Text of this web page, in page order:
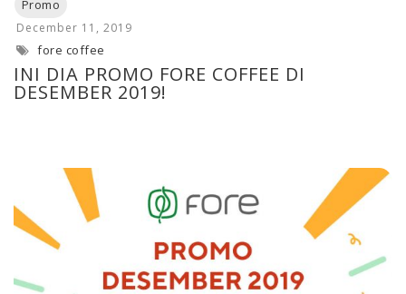
INI DIA PROMO FORE COFFEE DI
DESEMBER 2019!
fore coffee